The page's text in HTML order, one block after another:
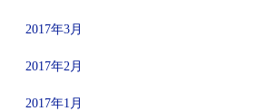
2017年3月
2017年2月
2017年1月